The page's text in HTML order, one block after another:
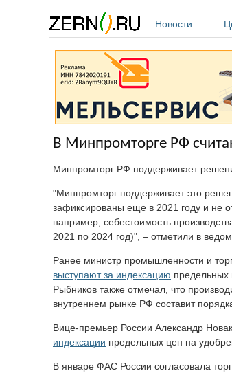
Новости
В Минпромторге РФ
Минпромторг РФ поддерживает
"Минпромторг поддерживает это
зафиксированы еще в 2021 году и не
например, себестоимость
2021 по 2024 год)", – отметили в
Ранее министр промышленности и
выступают за индексацию предельных
Рыбников также отмечал, что
внутреннем рынке РФ составит
Вице-премьер России Александр
индексации предельных цен на
В январе ФАС России согласовала